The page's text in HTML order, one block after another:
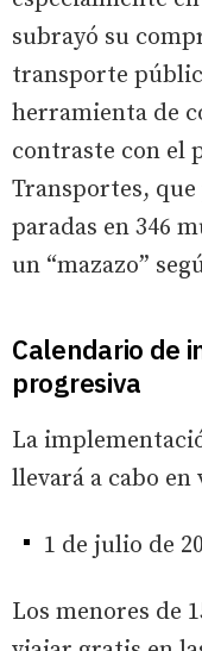
subrayó su
transporte
herramienta de
contraste con el
Transportes, que
paradas en 346
un “mazazo”
Calendario de
progresiva
La
llevará a cabo en
1 de julio de
Los menores de